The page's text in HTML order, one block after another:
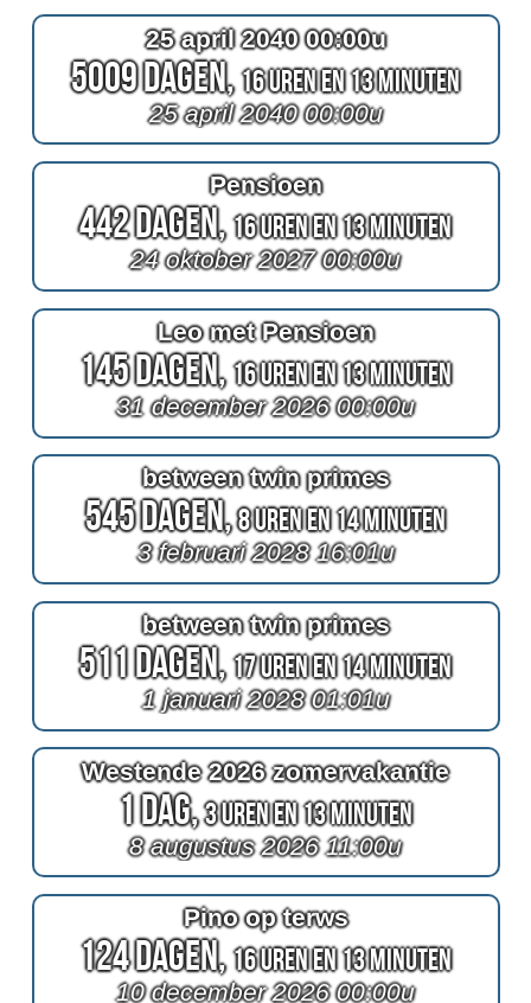
25 april 2040 00:00u
5009 Dagen,16 Uren en 13 Minuten
25 april 2040 00:00u
Pensioen
442 Dagen,16 Uren en 13 Minuten
24 oktober 2027 00:00u
Leo met Pensioen
145 Dagen,16 Uren en 13 Minuten
31 december 2026 00:00u
between twin primes
545 Dagen,8 Uren en 14 Minuten
3 februari 2028 16:01u
between twin primes
511 Dagen,17 Uren en 14 Minuten
1 januari 2028 01:01u
Westende 2026 zomervakantie
1 Dag,3 Uren en 13 Minuten
8 augustus 2026 11:00u
Pino op terws
124 Dagen,16 Uren en 13 Minuten
10 december 2026 00:00u